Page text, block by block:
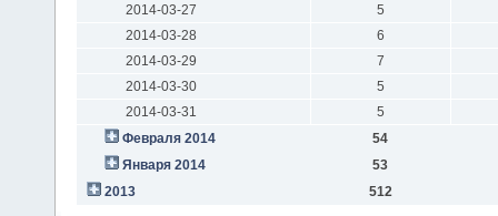
2014-03-27
5
2014-03-28
6
2014-03-29
7
2014-03-30
5
2014-03-31
5
Февраля 2014
54
Января 2014
53
2013
512